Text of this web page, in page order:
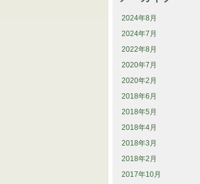
2024年8月
2024年7月
2022年8月
2020年7月
2020年2月
2018年6月
2018年5月
2018年4月
2018年3月
2018年2月
2017年10月